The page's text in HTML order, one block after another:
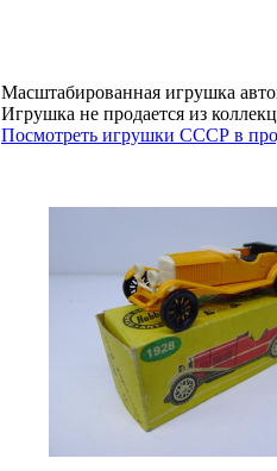
Масштабированная игрушка
Игрушка не продается из
Посмотреть игрушки СССР в